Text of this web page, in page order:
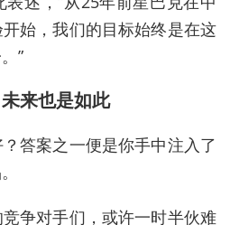
始，我们的目标始终是在这
”
来也是如此
答案之一便是你手中注入了
争对手们，或许一时半伙难